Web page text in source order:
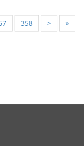
358 > »